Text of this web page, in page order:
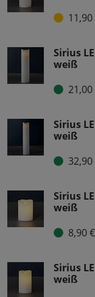
Sirius
weiß
Sirius
weiß
Sirius
weiß
8,90
Sirius
weiß